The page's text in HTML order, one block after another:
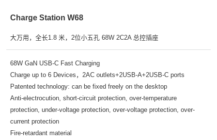
Charge Station W68
大万用，全长1.8 米，2位小五孔 68W 2C2A 总控插座
68W GaN USB-C Fast Charging
Charge up to 6 Devices，2AC outlets+2USB-A+2USB-C ports
Patented technology: can be fixed freely on the desktop
Anti-electrocution, short-circuit protection, over-temperature
protection, under-voltage protection, over-voltage protection, over-
current protection
Fire-retardant material